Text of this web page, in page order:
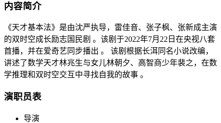
内容简介
《天才基本法》是由沈严执导，雷佳音、张子枫、张新成主演
的双时空成长励志国民剧 。该剧于2022年7月22日在央视八套
首播，并在爱奇艺同步播出 。 该剧根据长洱同名小说改编，
讲述了数学天才林兆生与女儿林朝夕、高智商少年裴之，在数
学推理和双时空交互中寻找自我的故事 。
演职员表
导演